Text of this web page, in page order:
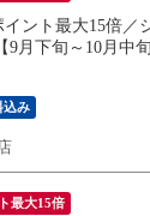
イント最大15倍
9月下旬～10月中
込み
最大15倍